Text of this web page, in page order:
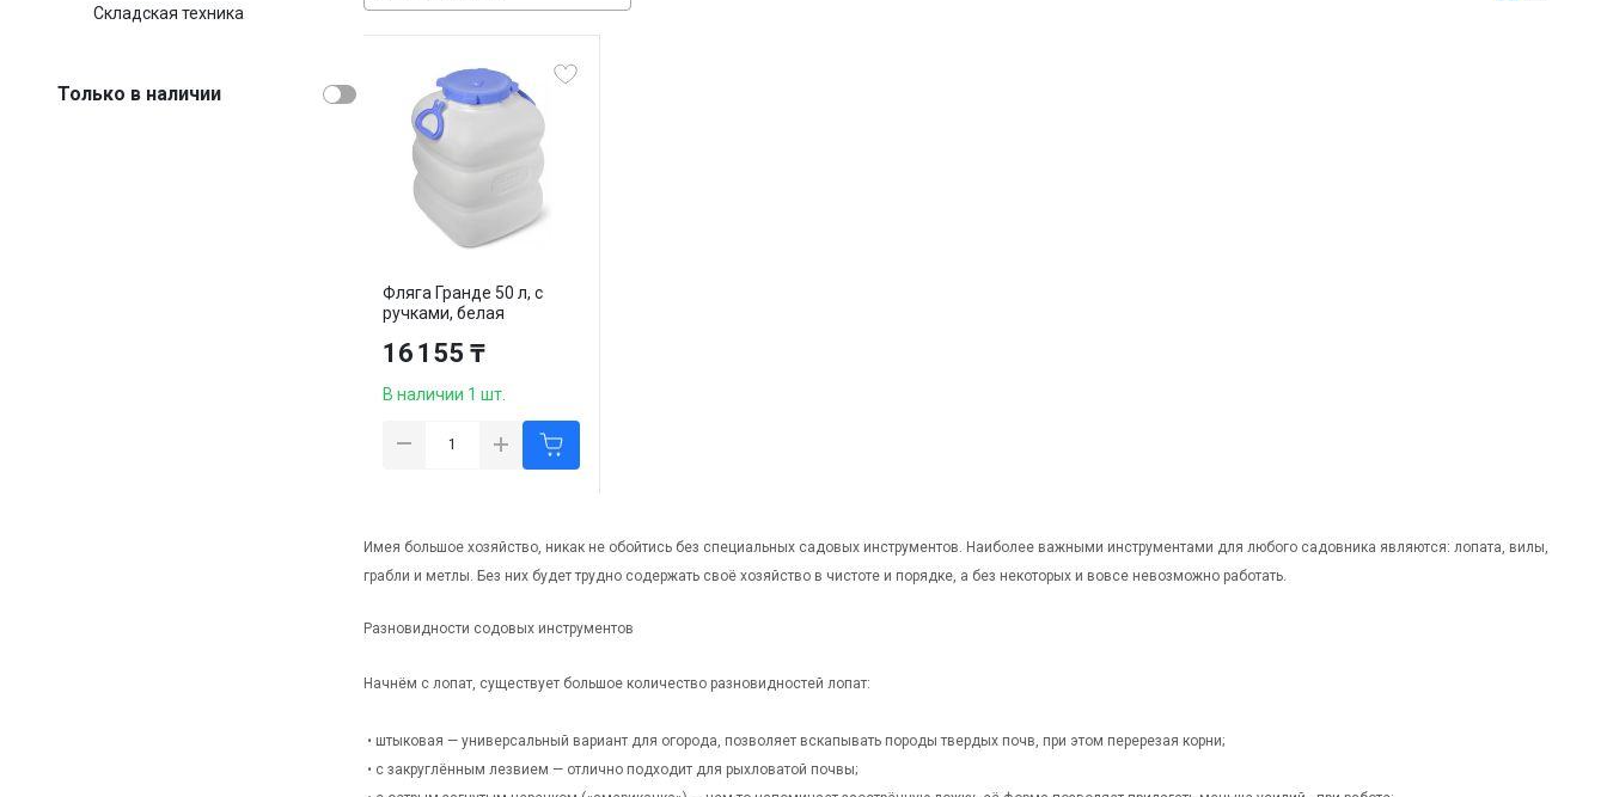
Складская техника
Только в наличии
Фляга Гранде 50 л, с
ручками, белая
16 155 ₸
В наличии 1 шт.
Имея большое хозяйство, никак не обойтись без специальных садовых инструментов. Наиболее важными инструментами для любого садовника являются: лопата, вилы,
грабли и метлы. Без них будет трудно содержать своё хозяйство в чистоте и порядке, а без некоторых и вовсе невозможно работать.
Разновидности содовых инструментов
Начнём с лопат, существует большое количество разновидностей лопат:
• штыковая — универсальный вариант для огорода, позволяет вскапывать породы твердых почв, при этом перерезая корни;
• с закруглённым лезвием — отлично подходит для рыхловатой почвы;